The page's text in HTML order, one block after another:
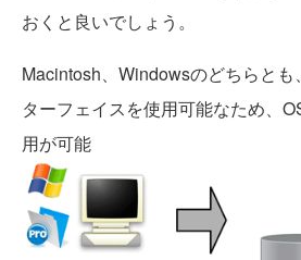
おくと良いでしょう。
Macintosh、Windowsのどちらと
ターフェイスを使用可能なため、
用が可能